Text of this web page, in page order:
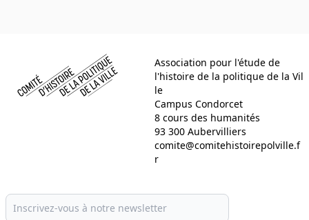
Association pour l'étude de
l'histoire de la politique de la Vil
le
Campus Condorcet
8 cours des humanités
93 300 Aubervilliers
comite@comitehistoirepolville.f
r